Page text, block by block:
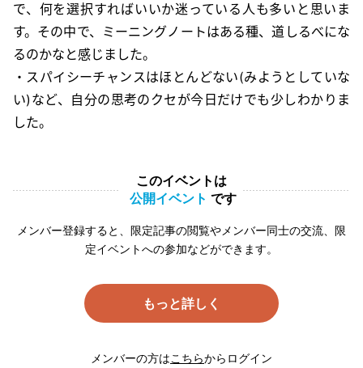
で、何を選択すればいいか迷っている人も多いと思いま
す。その中で、ミーニングノートはある種、道しるべにな
るのかなと感じました。
・スパイシーチャンスはほとんどない(みようとしていな
い)など、自分の思考のクセが今日だけでも少しわかりま
した。
このイベントは
公開イベント です
メンバー登録すると、限定記事の閲覧やメンバー同士の交流、限
定イベントへの参加などができます。
もっと詳しく
メンバーの方はこちらからログイン